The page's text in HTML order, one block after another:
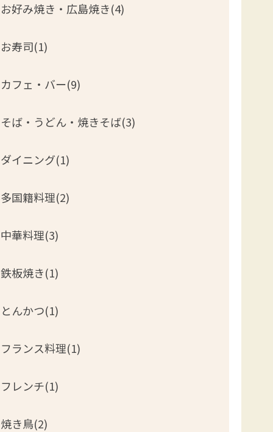
お好み焼き・広島焼き(4)
お寿司(1)
カフェ・バー(9)
そば・うどん・焼きそば(3)
ダイニング(1)
多国籍料理(2)
中華料理(3)
鉄板焼き(1)
とんかつ(1)
フランス料理(1)
フレンチ(1)
焼き鳥(2)